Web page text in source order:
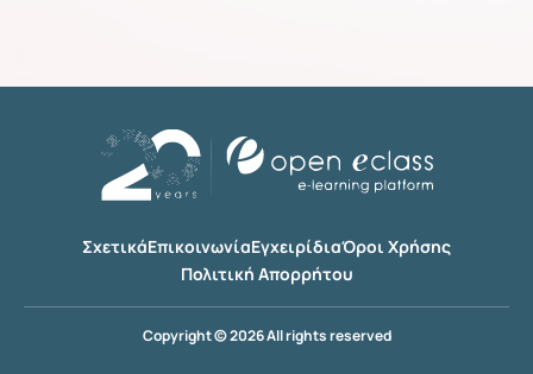
ΣχετικάΕπικοινωνίαΕγχειρίδιαΌροι Χρήσης
Πολιτική Απορρήτου
Copyright © 2026 All rights reserved